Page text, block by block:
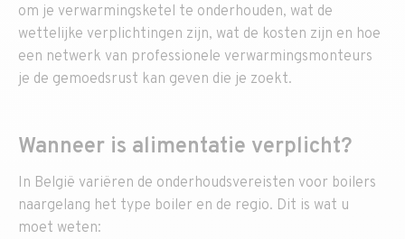
om je verwarmingsketel te onderhouden, wat de
wettelijke verplichtingen zijn, wat de kosten zijn en hoe
een netwerk van professionele verwarmingsmonteurs
je de gemoedsrust kan geven die je zoekt.
Wanneer is alimentatie verplicht?
In België variëren de onderhoudsvereisten voor boilers
naargelang het type boiler en de regio. Dit is wat u
moet weten: